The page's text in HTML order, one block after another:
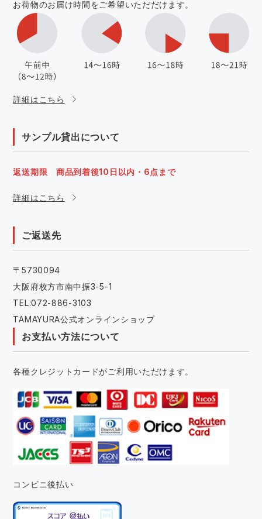
お荷物のお届け時間をご希望いただだけます。
詳細はこちら
サンプル貸出について
返送期限 商品到着後10日以内・6点まで
詳細はこちら
ご返送先
〒5730094
大阪府枚方市南中振3-5-1
TEL:072-886-3103
TAMAYURA公式オンラインショップ
お支払い方法について
各種クレジットカードがご利用いただけます。
コンビニ後払い